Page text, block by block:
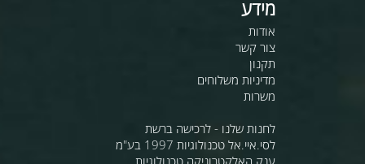
מידע
אודות
צור קשר
תקנון
מדיניות משלוחים
משרות
לחנות שלנו - לרכישה ברשת
לסי.איי.אל טכנולוגיות 1997 בע"מ
ענק האלקטרוניקה טכנולוגיות